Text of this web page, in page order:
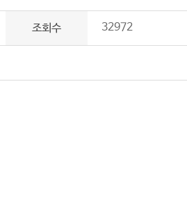
조회수 32972